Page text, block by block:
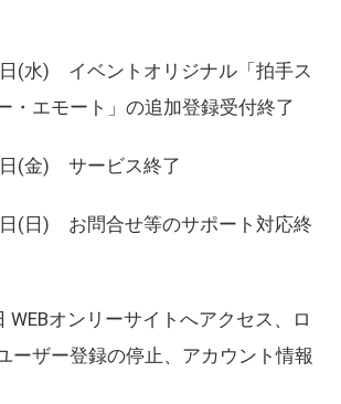
日(水) イベントオリジナル「拍手ス
・エモート」の追加登録受付終了
日(金) サービス終了
日(日) お問合せ等のサポート対応終
WEBオンリーサイトへアクセス、ロ
ーザー登録の停止、アカウント情報